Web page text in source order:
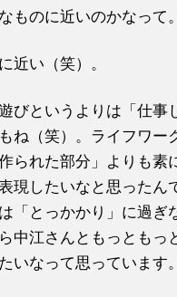
ものに近いのかなって。
近い（笑）。
びというよりは「仕事
ね（笑）。ライフワー
られた部分」よりも素
現したいなと思ったん
「とっかかり」に過ぎ
中江さんともっともっ
いなって思っています。